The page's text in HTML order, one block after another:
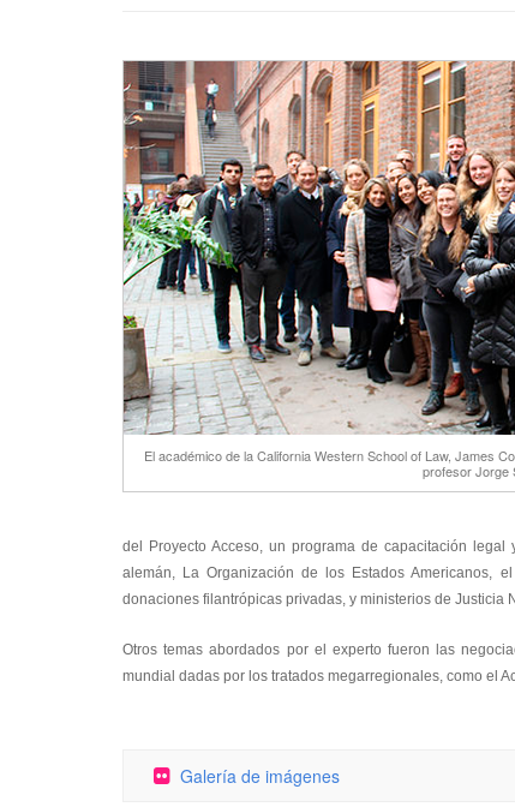
El académico de la California Western School of Law, James
profesor Jorge
del Proyecto Acceso, un programa de capacitación
alemán, La Organización de los Estados Americanos,
donaciones filantrópicas privadas, y ministerios de Justicia
Otros temas abordados por el experto fueron las
mundial dadas por los tratados megarregionales, como el
Galería de imágenes